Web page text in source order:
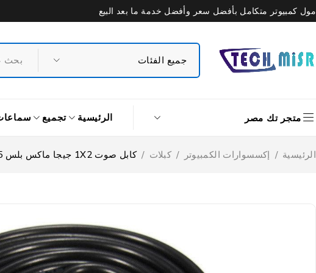
مول كمبيوتر متكامل بأفضل سعر وأفضل خدمة ما بعد البيع
متجر تك مصر الرئيسية تجميع
الرئيسية / إكسسوارات الكمبيوتر / كبلات / كابل صوت 1X2 جيجا ماكس بلس 1.5متر